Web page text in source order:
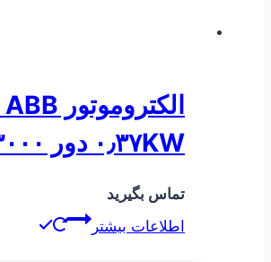
۰٫۳۷KW دور ۳۰۰۰
تماس بگیرید
اطلاعات بیشتر